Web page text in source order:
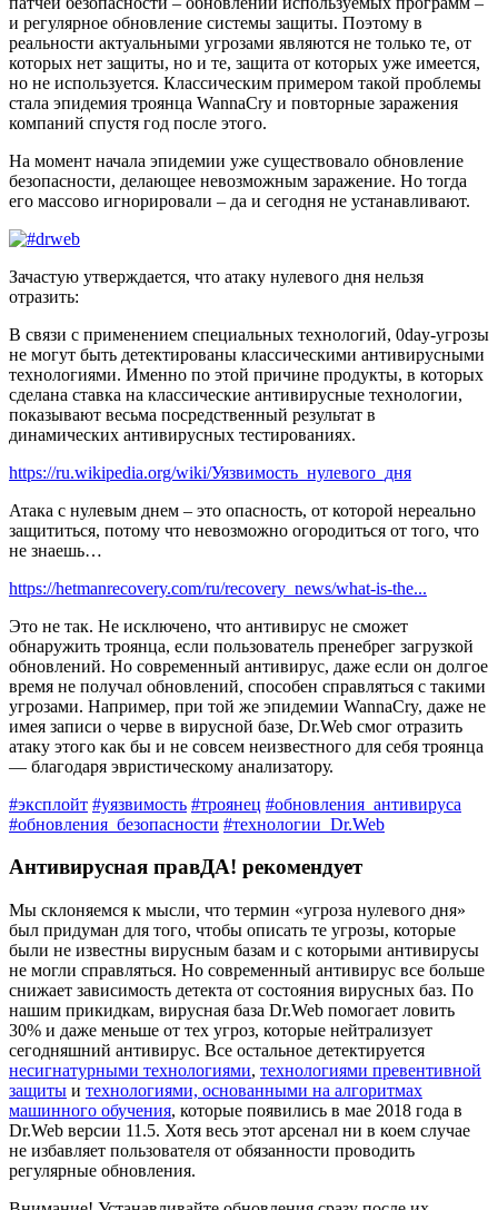
и регулярное обновление системы защиты. Поэтому в
реальности актуальными угрозами являются не только те, от
которых нет защиты, но и те, защита от которых уже имеется,
но не используется. Классическим примером такой проблемы
стала эпидемия троянца WannaCry и повторные заражения
компаний спустя год после этого.
На момент начала эпидемии уже существовало обновление
безопасности, делающее невозможным заражение. Но тогда
его массово игнорировали – да и сегодня не устанавливают.
Зачастую утверждается, что атаку нулевого дня нельзя
отразить:
В связи с применением специальных технологий, 0day-угрозы
не могут быть детектированы классическими антивирусными
технологиями. Именно по этой причине продукты, в которых
сделана ставка на классические антивирусные технологии,
показывают весьма посредственный результат в
динамических антивирусных тестированиях.
https://ru.wikipedia.org/wiki/Уязвимость_нулевого_дня
Атака с нулевым днем – это опасность, от которой нереально
защититься, потому что невозможно огородиться от того, что
не знаешь…
https://hetmanrecovery.com/ru/recovery_news/what-is-the...
Это не так. Не исключено, что антивирус не сможет
обнаружить троянца, если пользователь пренебрег загрузкой
обновлений. Но современный антивирус, даже если он долгое
время не получал обновлений, способен справляться с такими
угрозами. Например, при той же эпидемии WannaCry, даже не
имея записи о черве в вирусной базе, Dr.Web смог отразить
атаку этого как бы и не совсем неизвестного для себя троянца
— благодаря эвристическому анализатору.
#эксплойт #уязвимость #троянец #обновления_антивируса
#обновления_безопасности #технологии_Dr.Web
Антивирусная правДА! рекомендует
Мы склоняемся к мысли, что термин «угроза нулевого дня»
был придуман для того, чтобы описать те угрозы, которые
были не известны вирусным базам и с которыми антивирусы
не могли справляться. Но современный антивирус все больше
снижает зависимость детекта от состояния вирусных баз. По
нашим прикидкам, вирусная база Dr.Web помогает ловить
30% и даже меньше от тех угроз, которые нейтрализует
сегодняшний антивирус. Все остальное детектируется
несигнатурными технологиями, технологиями превентивной
защиты и технологиями, основанными на алгоритмах
машинного обучения, которые появились в мае 2018 года в
Dr.Web версии 11.5. Хотя весь этот арсенал ни в коем случае
не избавляет пользователя от обязанности проводить
регулярные обновления.